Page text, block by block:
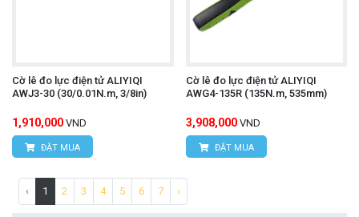
Cờ lê đo lực điện tử ALIYIQI
AWJ3-30 (30/0.01N.m, 3/8in)
1,910,000 VND
ĐẶT MUA
Cờ lê đo lực điện tử ALIYIQI
AWG4-135R (135N.m, 535mm)
3,908,000 VND
ĐẶT MUA
‹ 1 2 3 4 5 6 7 ›